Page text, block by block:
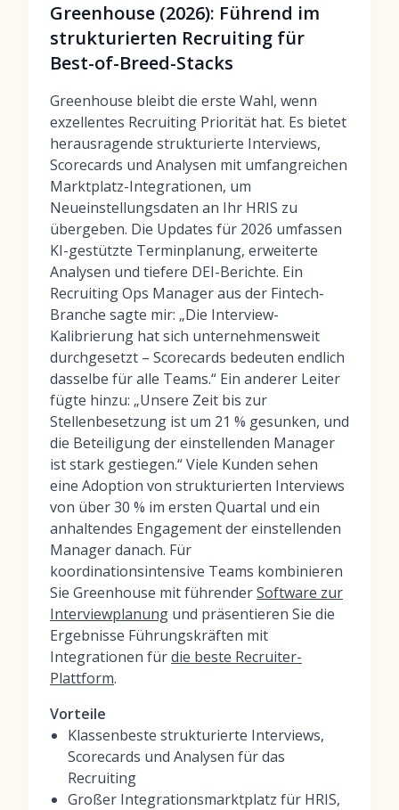
Greenhouse (2026): Führend im
strukturierten Recruiting für
Best-of-Breed-Stacks
Greenhouse bleibt die erste Wahl, wenn
exzellentes Recruiting Priorität hat. Es bietet
herausragende strukturierte Interviews,
Scorecards und Analysen mit umfangreichen
Marktplatz-Integrationen, um
Neueinstellungsdaten an Ihr HRIS zu
übergeben. Die Updates für 2026 umfassen
KI-gestützte Terminplanung, erweiterte
Analysen und tiefere DEI-Berichte. Ein
Recruiting Ops Manager aus der Fintech-
Branche sagte mir: „Die Interview-
Kalibrierung hat sich unternehmensweit
durchgesetzt – Scorecards bedeuten endlich
dasselbe für alle Teams.“ Ein anderer Leiter
fügte hinzu: „Unsere Zeit bis zur
Stellenbesetzung ist um 21 % gesunken, und
die Beteiligung der einstellenden Manager
ist stark gestiegen.“ Viele Kunden sehen
eine Adoption von strukturierten Interviews
von über 30 % im ersten Quartal und ein
anhaltendes Engagement der einstellenden
Manager danach. Für
koordinationsintensive Teams kombinieren
Sie Greenhouse mit führenderSoftware zur
Interviewplanung und präsentieren Sie die
Ergebnisse Führungskräften mit
Integrationen fürdie beste Recruiter-
Plattform.
Vorteile
Klassenbeste strukturierte Interviews,
Scorecards und Analysen für das
Recruiting
Großer Integrationsmarktplatz für HRIS,